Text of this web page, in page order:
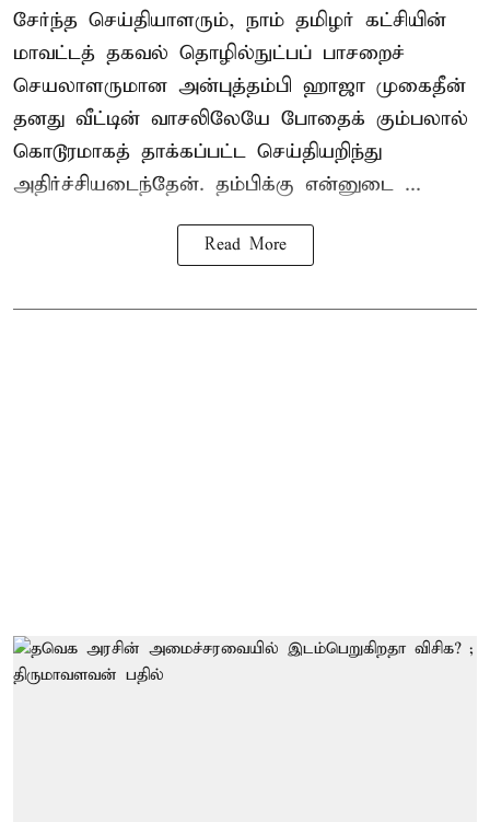
சேர்ந்த செய்தியாளரும், நாம் தமிழர் கட்சியின்
மாவட்டத் தகவல் தொழில்நுட்பப் பாசறைச்
செயலாளருமான அன்புத்தம்பி ஹாஜா முகைதீன்
தனது வீட்டின் வாசலிலேயே போதைக் கும்பலால்
கொடூரமாகத் தாக்கப்பட்ட செய்தியறிந்து
அதிர்ச்சியடைந்தேன். தம்பிக்கு என்னுடை ...
Read More